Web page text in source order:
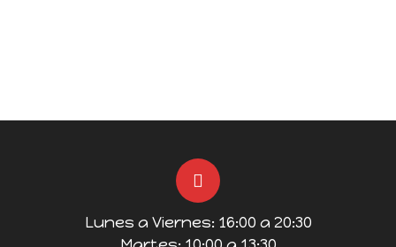
Lunes a Viernes: 16:00 a 20:30